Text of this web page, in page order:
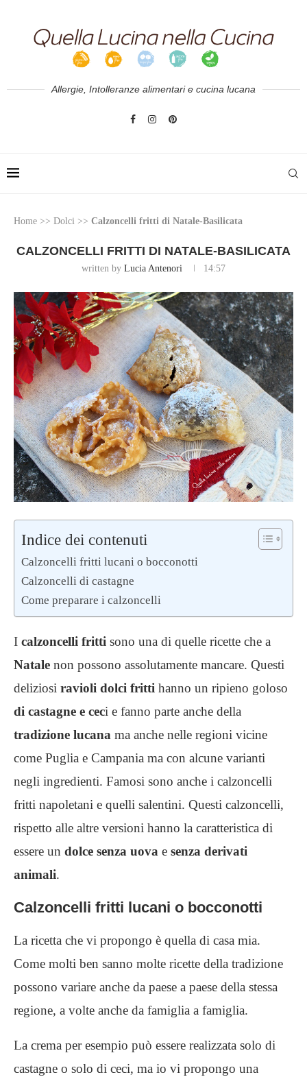
Allergie, Intolleranze alimentari e cucina lucana
Home >> Dolci >> Calzoncelli fritti di Natale-Basilicata
CALZONCELLI FRITTI DI NATALE-BASILICATA
written by Lucia Antenori 14:57
Indice dei contenuti
Calzoncelli fritti lucani o bocconotti
Calzoncelli di castagne
Come preparare i calzoncelli
I calzoncelli fritti sono una di quelle ricette che a
Natale non possono assolutamente mancare. Questi
deliziosi ravioli dolci fritti hanno un ripieno goloso
di castagne e ceci e fanno parte anche della
tradizione lucana ma anche nelle regioni vicine
come Puglia e Campania ma con alcune varianti
negli ingredienti. Famosi sono anche i calzoncelli
fritti napoletani e quelli salentini. Questi calzoncelli,
rispetto alle altre versioni hanno la caratteristica di
essere un dolce senza uova e senza derivati
animali.
Calzoncelli fritti lucani o bocconotti
La ricetta che vi propongo è quella di casa mia.
Come molti ben sanno molte ricette della tradizione
possono variare anche da paese a paese della stessa
regione, a volte anche da famiglia a famiglia.
La crema per esempio può essere realizzata solo di
castagne o solo di ceci, ma io vi propongo una